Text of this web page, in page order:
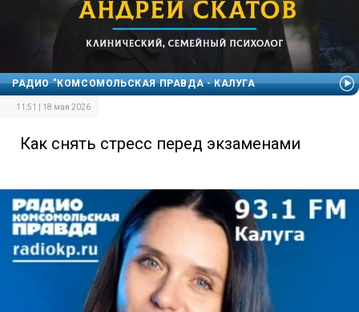
РАДИО "КОМСОМОЛЬСКАЯ ПРАВДА - КАЛУГА
11:51 | 18 мая 2026
Как снять стресс перед экзаменами